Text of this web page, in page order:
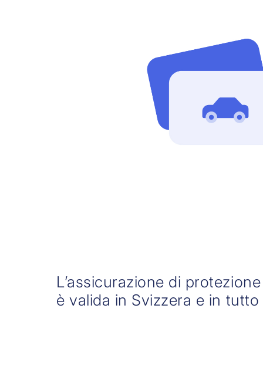
L’assicurazione di
è valida in Svizzera e in